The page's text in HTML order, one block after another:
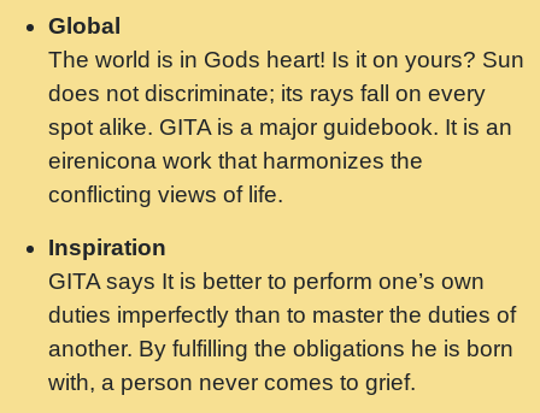
मझ अपन जवन बनन न आय, रठ हर क मनन न आय
Shri ravinandan shastri ji maharaj.mp3
मन अशांत मंत्र जाप - गीता प्रेरणा -Swami
Gyananand Ji Maharaj.mp3
मन बध लय परम वल कगन Special Shyam
Saawariya.mp3
मर गनय न अपरध लडडल शर रध.... Shri
ravinandan shastri ji maharaj.mp3
मेरे मन हरी का ध्यान लगा - भजन भाव - 2018 -
Rishikesh - Swami Gyananand Ji
Global
The world is in Gods heart! Is it on yours? Sun
does not discriminate; its rays fall on every
spot alike. GITA is a major guidebook. It is an
eirenicona work that harmonizes the
conflicting views of life.
Inspiration
GITA says It is better to perform one’s own
duties imperfectly than to master the duties of
another. By fulfilling the obligations he is born
with, a person never comes to grief.